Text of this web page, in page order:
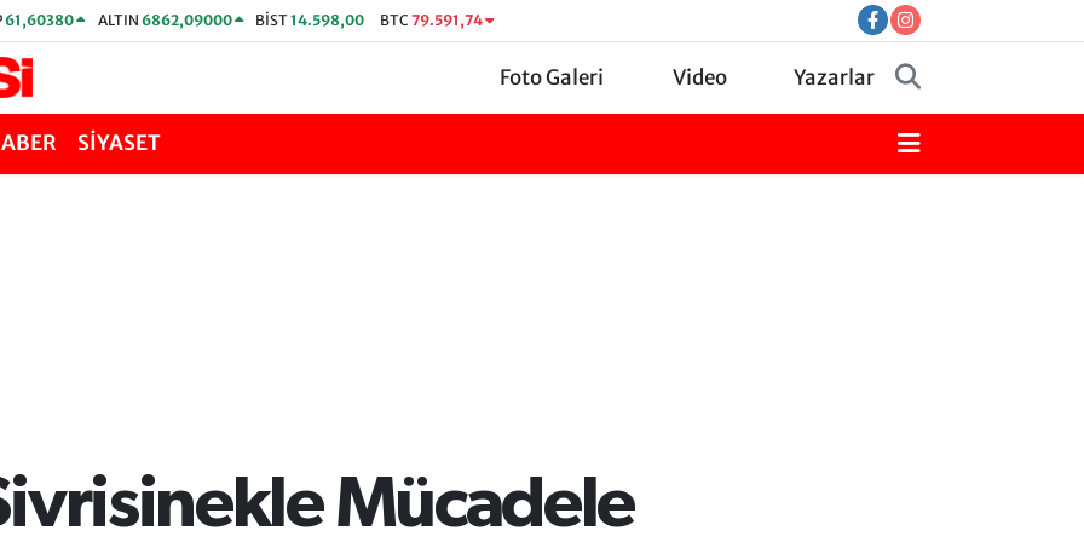
61,60380 ALTIN 6862,09000 BİST14.598,00 BTC 79.591,74
Foto Galeri Video Yazarlar
SİYASET
Mücadele